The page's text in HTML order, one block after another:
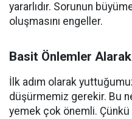
yararlıdır. Sorunun
oluşmasını engeller.
Basit Önlemler
İlk adım olarak
düşürmemiz gerekir. Bu
yemek çok önemli. Çünkü